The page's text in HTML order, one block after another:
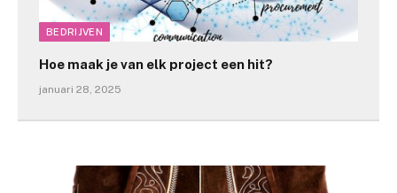
BEDRIJVEN
Hoe maak je van elk project een hit?
januari 28, 2025